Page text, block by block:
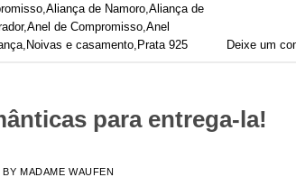
,Aliança de Namoro,Aliança de
,Anel de Compromisso,Anel
, Noivas e casamento, Prata 925 Deixe um
para entrega-la!
BY MADAME WAUFEN